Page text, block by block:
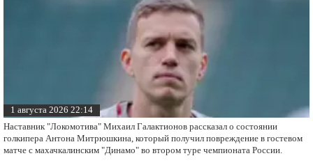
1 августа 2026 22:14
Наставник "Локомотива" Михаил Галактионов рассказал о состоянии
голкипера Антона Митрюшкина, который получил повреждение в гостевом
матче с махачкалинским "Динамо" во втором туре чемпионата России.